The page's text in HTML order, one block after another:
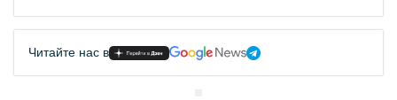
Читайте нас в